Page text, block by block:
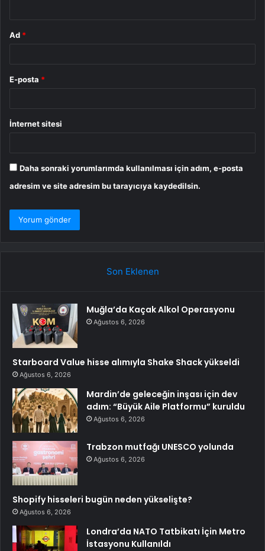
Ad *
E-posta *
İnternet sitesi
Daha sonraki yorumlarımda kullanılması için adım, e-posta
adresim ve site adresim bu tarayıcıya kaydedilsin.
Son Eklenen
Muğla’da Kaçak Alkol Operasyonu
Ağustos 6, 2026
Starboard Value hisse alımıyla Shake Shack yükseldi
Ağustos 6, 2026
Mardin’de geleceğin inşası için dev
adım: “Büyük Aile Platformu” kuruldu
Ağustos 6, 2026
Trabzon mutfağı UNESCO yolunda
Ağustos 6, 2026
Shopify hisseleri bugün neden yükselişte?
Ağustos 6, 2026
Londra’da NATO Tatbikatı İçin Metro
İstasyonu Kullanıldı